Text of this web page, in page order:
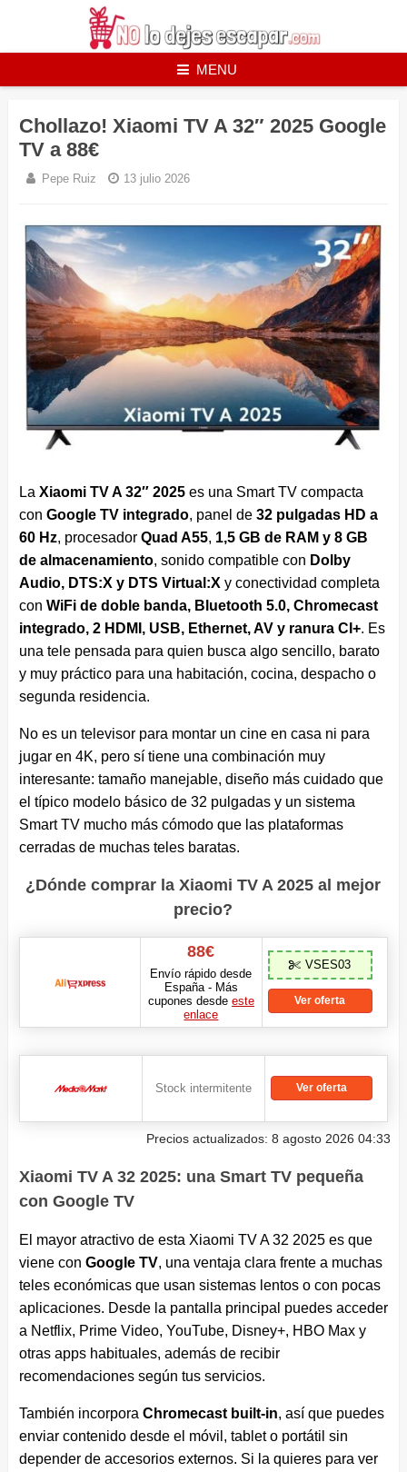
MENU
Chollazo! Xiaomi TV A 32″ 2025 Google
TV a 88€
Pepe Ruiz 13 julio 2026
La Xiaomi TV A 32″ 2025es una Smart TV compacta
con Google TV integrado, panel de 32 pulgadas HD a
60 Hz, procesador Quad A55, 1,5 GB de RAM y 8 GB
de almacenamiento, sonido compatible con Dolby
Audio, DTS:X y DTS Virtual:X y conectividad completa
con WiFi de doble banda, Bluetooth 5.0, Chromecast
integrado, 2 HDMI, USB, Ethernet, AV y ranura CI+. Es
una tele pensada para quien busca algo sencillo, barato
y muy práctico para una habitación, cocina, despacho o
segunda residencia.
No es un televisor para montar un cine en casa ni para
jugar en 4K, pero sí tiene una combinación muy
interesante: tamaño manejable, diseño más cuidado que
el típico modelo básico de 32 pulgadas y un sistema
Smart TV mucho más cómodo que las plataformas
cerradas de muchas teles baratas.
¿Dónde comprar la Xiaomi TV A 2025 al mejor
precio?
88€
Envío rápido desde
España - Más
cupones desde este
enlace
VSES03
Ver oferta
Stock intermitente Ver oferta
Precios actualizados: 8 agosto 2026 04:33
Xiaomi TV A 32 2025: una Smart TV pequeña
con Google TV
El mayor atractivo de esta Xiaomi TV A 32 2025 es que
viene con Google TV, una ventaja clara frente a muchas
teles económicas que usan sistemas lentos o con pocas
aplicaciones. Desde la pantalla principal puedes acceder
a Netflix, Prime Video, YouTube, Disney+, HBO Max y
otras apps habituales, además de recibir
recomendaciones según tus servicios.
También incorpora Chromecast built-in, así que puedes
enviar contenido desde el móvil, tablet o portátil sin
depender de accesorios externos. Si la quieres para ver